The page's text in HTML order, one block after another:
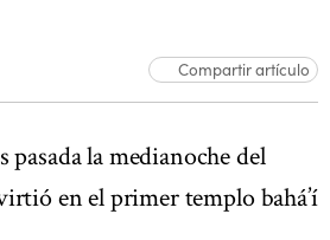
Compartir artículo
la medianoche del
en el primer templo bahá’í